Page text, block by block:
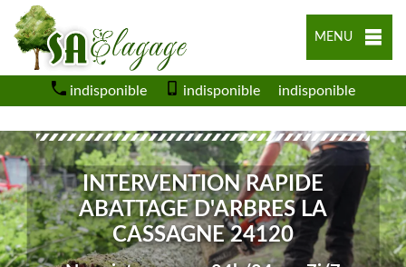
MENU
indisponible indisponible indisponible
INTERVENTION RAPIDE
ABATTAGE D'ARBRES LA
CASSAGNE 24120